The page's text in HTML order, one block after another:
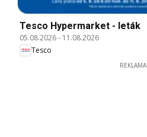
Tesco Hypermarket - leták
05.08.2026- 11.08.2026
Tesco
REKLAMA